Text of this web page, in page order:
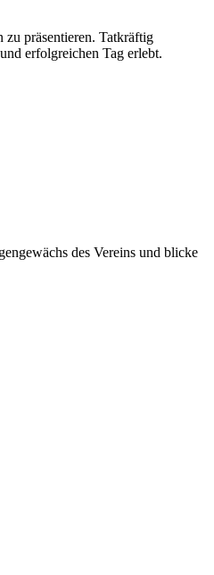
zu präsentieren. Tatkräftig
erfolgreichen Tag erlebt.
des Vereins und blicke